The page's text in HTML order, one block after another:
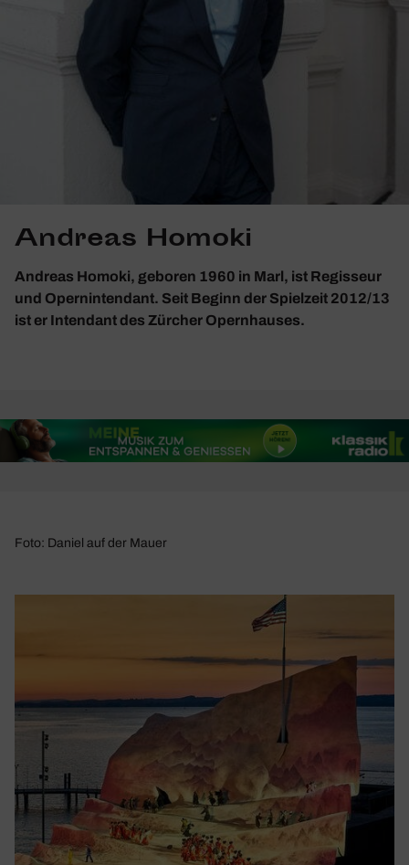
Andreas Homoki
Andreas Homoki, geboren 1960 in Marl, ist Regisseur
und Opernintendant. Seit Beginn der Spielzeit 2012/13
ist er Intendant des Zürcher Opernhauses.
Foto: Daniel auf der Mauer